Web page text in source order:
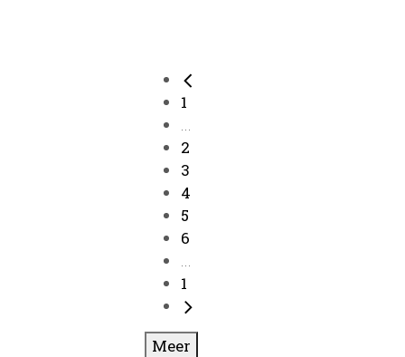
1
...
2
3
4
5
6
...
1
Meer